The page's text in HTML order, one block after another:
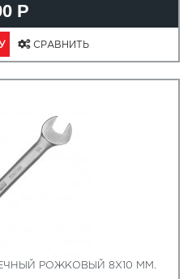
Р
СРАВНИТЬ
РОЖКОВЫЙ 8Х10 ММ.